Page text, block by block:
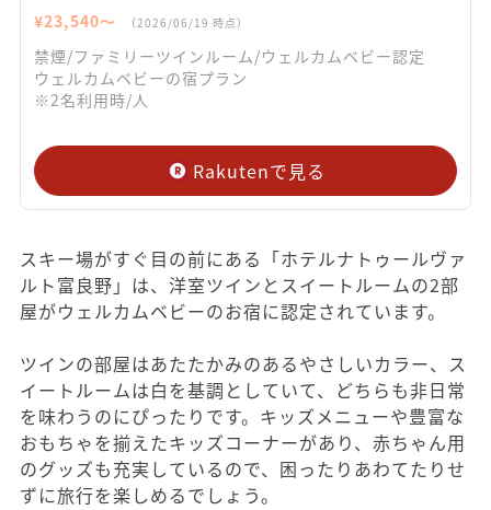
¥23,540〜 （2026/06/19 時点）
禁煙/ファミリーツインルーム/ウェルカムベビー認定
ウェルカムベビーの宿プラン
※2名利用時/人
Rakutenで見る
スキー場がすぐ目の前にある「ホテルナトゥールヴァ
ルト富良野」は、洋室ツインとスイートルームの2部
屋がウェルカムベビーのお宿に認定されています。
ツインの部屋はあたたかみのあるやさしいカラー、ス
イートルームは白を基調としていて、どちらも非日常
を味わうのにぴったりです。キッズメニューや豊富な
おもちゃを揃えたキッズコーナーがあり、赤ちゃん用
のグッズも充実しているので、困ったりあわてたりせ
ずに旅行を楽しめるでしょう。